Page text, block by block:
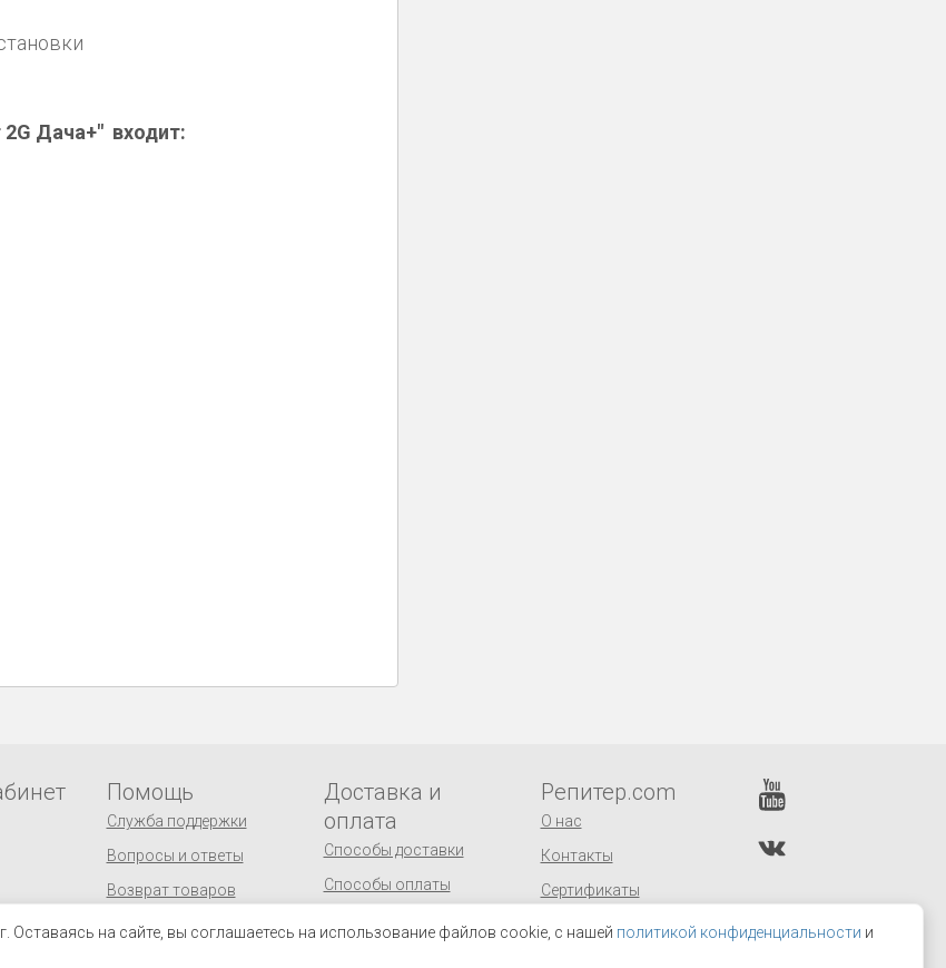
Дача+" входит:
Помощь
Служба поддержки
Вопросы и ответы
Возврат товаров
Публичная оферта
Доставка и
оплата
Способы доставки
Способы оплаты
Репитер.com
О нас
Контакты
Сертификаты
Оптовым покупателям
на сайте, вы соглашаетесь на использование файлов cookie, с нашей политикой конфиденциальности и